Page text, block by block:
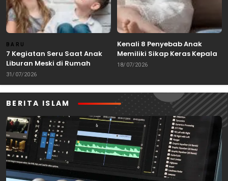
BARU
7 Kegiatan Seru Saat Anak
Liburan Meski di Rumah
31/07/2026
Kenali 8 Penyebab Anak
Memiliki Sikap Keras Kepala
18/07/2026
BERITA ISLAM